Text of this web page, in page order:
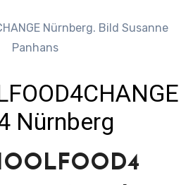
Nürnberg